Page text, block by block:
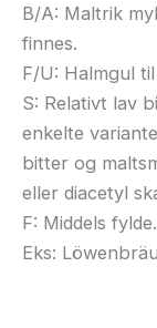
B/A: Maltrik
finnes.
F/U: Halmgul
S: Relativt lav
enkelte
bitter og
eller diacetyl
F: Middels fylde.
Eks: